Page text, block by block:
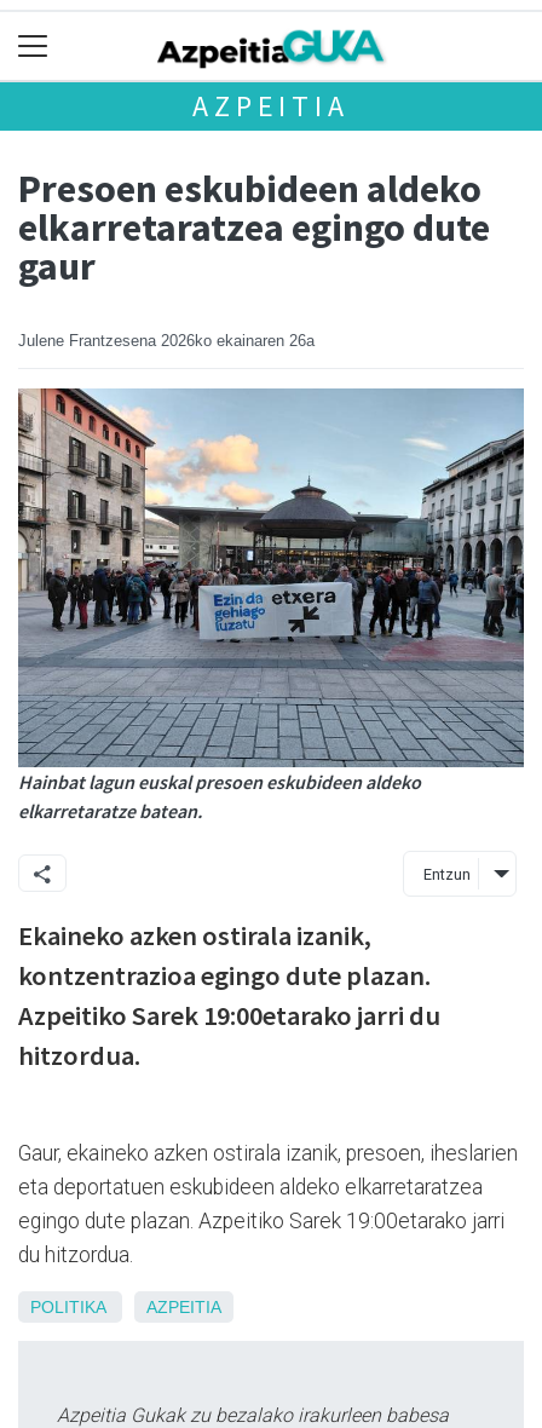
AZPEITIA
Presoen eskubideen aldeko
elkarretaratzea egingo dute
gaur
Julene Frantzesena 2026ko ekainaren 26a
Hainbat lagun euskal presoen eskubideen aldeko
elkarretaratze batean.
Entzun
Ekaineko azken ostirala izanik,
kontzentrazioa egingo dute plazan.
Azpeitiko Sarek 19:00etarako jarri du
hitzordua.
Gaur, ekaineko azken ostirala izanik, presoen, iheslarien
eta deportatuen eskubideen aldeko elkarretaratzea
egingo dute plazan. Azpeitiko Sarek 19:00etarako jarri
du hitzordua.
POLITIKA AZPEITIA
Azpeitia Gukak zu bezalako irakurleen babesa